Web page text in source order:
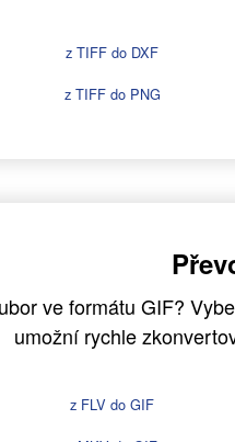
z TIFF do DXF
z TIFF do PNG
ve formátu GIF?
umožní rychle
z FLV do GIF